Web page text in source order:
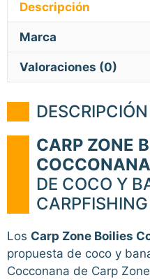
Descripción
Marca
Valoraciones (0)
DESCRIPCIÓN
CARP ZONE
DE COCO Y
CARPFISHING
Los Carp Zone Boilies
propuesta de coco y
Cocconana de Carp